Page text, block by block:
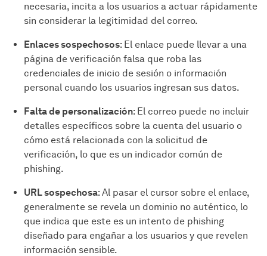
necesaria, incita a los usuarios a actuar rápidamente
sin considerar la legitimidad del correo.
Enlaces sospechosos: El enlace puede llevar a una
página de verificación falsa que roba las
credenciales de inicio de sesión o información
personal cuando los usuarios ingresan sus datos.
Falta de personalización: El correo puede no incluir
detalles específicos sobre la cuenta del usuario o
cómo está relacionada con la solicitud de
verificación, lo que es un indicador común de
phishing.
URL sospechosa: Al pasar el cursor sobre el enlace,
generalmente se revela un dominio no auténtico, lo
que indica que este es un intento de phishing
diseñado para engañar a los usuarios y que revelen
información sensible.